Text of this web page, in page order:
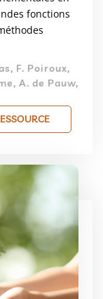
fonctions
F. Poiroux,
A. de Pauw,